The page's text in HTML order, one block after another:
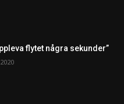
flytet några sekunder”